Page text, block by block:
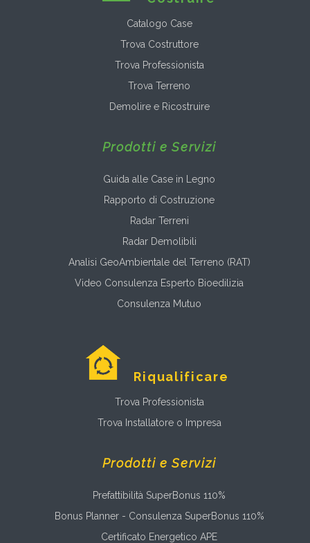
Catalogo Case
Trova Costruttore
Trova Professionista
Trova Terreno
Demolire e Ricostruire
Prodotti e Servizi
Guida alle Case in Legno
Rapporto di Costruzione
Radar Terreni
Radar Demolibili
Analisi GeoAmbientale del Terreno (RAT)
Video Consulenza Esperto Bioedilizia
Consulenza Mutuo
Riqualificare
Trova Professionista
Trova Installatore o Impresa
Prodotti e Servizi
Prefattibilità SuperBonus 110%
Bonus Planner - Consulenza SuperBonus 110%
Certificato Energetico APE